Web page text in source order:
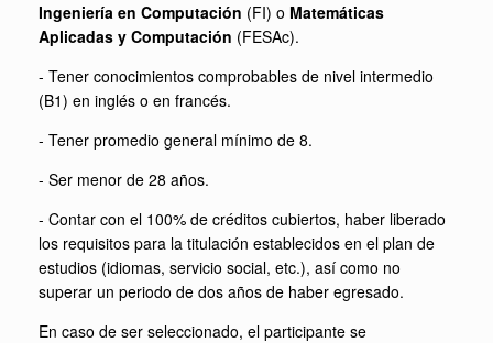
Ingeniería en Computación (FI) o Matemáticas
Aplicadas y Computación (FESAc).
- Tener conocimientos comprobables de nivel intermedio
(B1) en inglés o en francés.
- Tener promedio general mínimo de 8.
- Ser menor de 28 años.
- Contar con el 100% de créditos cubiertos, haber liberado
los requisitos para la titulación establecidos en el plan de
estudios (idiomas, servicio social, etc.), así como no
superar un periodo de dos años de haber egresado.
En caso de ser seleccionado, el participante se